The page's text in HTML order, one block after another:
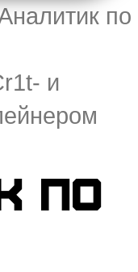
по
и
по